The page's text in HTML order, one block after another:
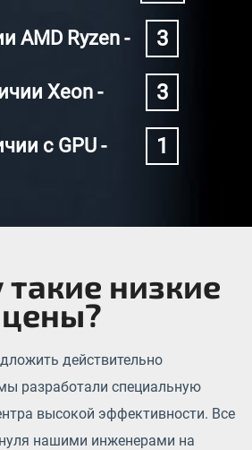
AMD Ryzen - 3
Xeon - 3
с GPU - 1
низкие
цены?
действительно
разработали специальную
высокой эффективности. Все
нашими инженерами на